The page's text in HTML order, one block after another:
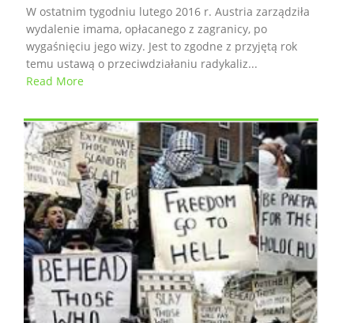
W ostatnim tygodniu lutego 2016 r. Austria zarządziła
wydalenie imama, opłacanego z zagranicy, po
wygaśnięciu jego wizy. Jest to zgodne z przyjętą rok
temu ustawą o przeciwdziałaniu radykaliz...
Read More